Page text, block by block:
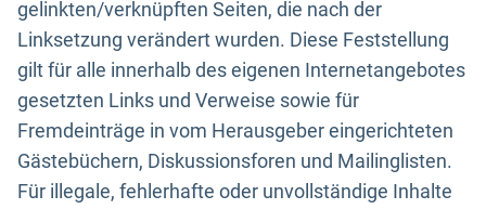
gelinkten/verknüpften Seiten, die nach der
Linksetzung verändert wurden. Diese Feststellung
gilt für alle innerhalb des eigenen Internetangebotes
gesetzten Links und Verweise sowie für
Fremdeinträge in vom Herausgeber eingerichteten
Gästebüchern, Diskussionsforen und Mailinglisten.
Für illegale, fehlerhafte oder unvollständige Inhalte